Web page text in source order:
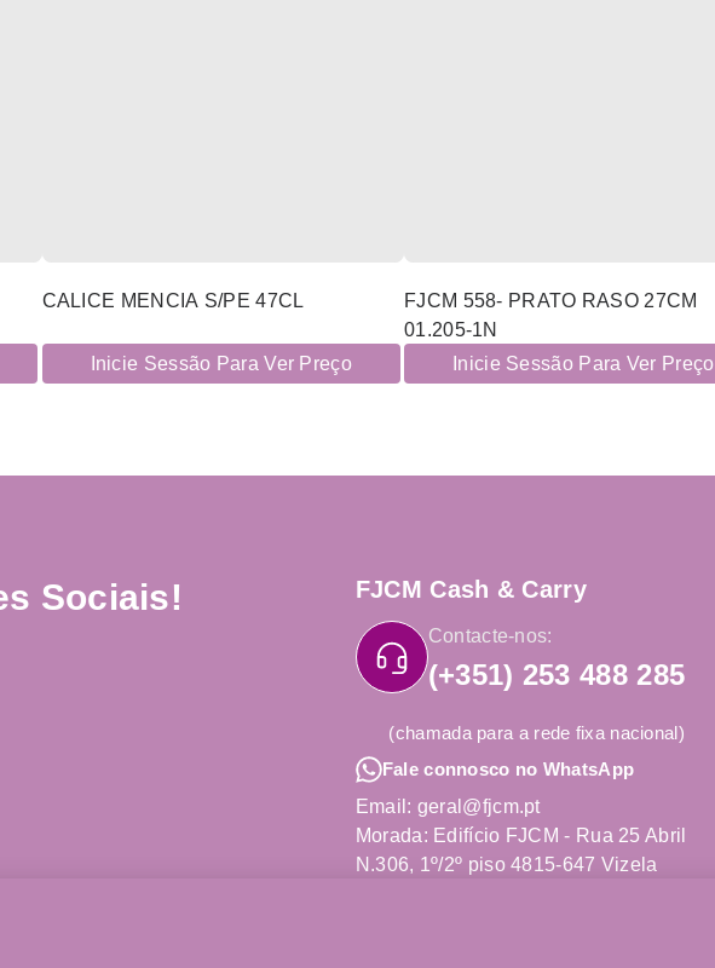
CALICE MENCIA S/PE 47CL
Inicie Sessão Para Ver Preço
FJCM 558- PRATO RASO 27CM
01.205-1N
Inicie Sessão Para Ver Preço
Sociais! FJCM Cash & Carry
Contacte-nos:
(+351) 253 488 285
(chamada para a rede fixa nacional)
Fale connosco no WhatsApp
Email: geral@fjcm.pt
Morada: Edifício FJCM - Rua 25 Abril
N.306, 1º/2º piso 4815-647 Vizela